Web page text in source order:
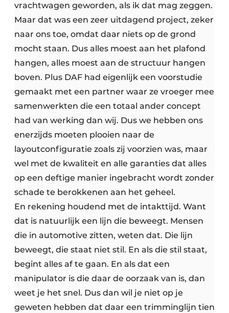
vrachtwagen geworden, als ik dat mag zeggen.
Maar dat was een zeer uitdagend project, zeker
naar ons toe, omdat daar niets op de grond
mocht staan. Dus alles moest aan het plafond
hangen, alles moest aan de structuur hangen
boven. Plus DAF had eigenlijk een voorstudie
gemaakt met een partner waar ze vroeger mee
samenwerkten die een totaal ander concept
had van werking dan wij. Dus we hebben ons
enerzijds moeten plooien naar de
layoutconfiguratie zoals zij voorzien was, maar
wel met de kwaliteit en alle garanties dat alles
op een deftige manier ingebracht wordt zonder
schade te berokkenen aan het geheel.
En rekening houdend met de intakttijd. Want
dat is natuurlijk een lijn die beweegt. Mensen
die in automotive zitten, weten dat. Die lijn
beweegt, die staat niet stil. En als die stil staat,
begint alles af te gaan. En als dat een
manipulator is die daar de oorzaak van is, dan
weet je het snel. Dus dan wil je niet op je
geweten hebben dat daar een trimminglijn tien